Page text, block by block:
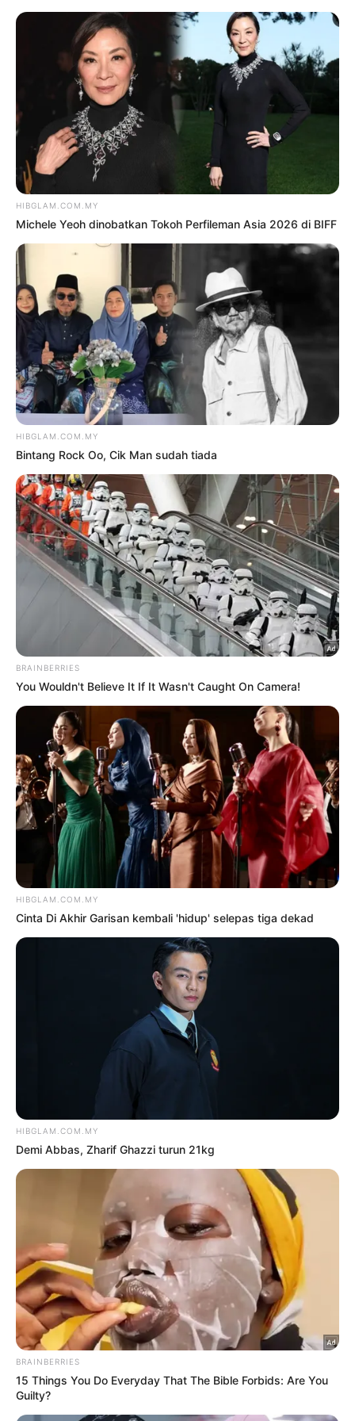
TAG:TALK TO MY MANAGER
Hiburan
‘RM30,000 MILIK ANGGREK,
DIA ANUGERAH YANG
oleh HANISAH SELAMAT 22 Jun 2026
‘CIK B BERJUANG LAWAN
GANGGUAN MISTIK, SUARA
HILANG, MUNTAH’
olehSHAKILAWATI ABD RAHMAN
15
Jun 2026
Hiburan
‘KALAU ANGGREK NAK
KOLABORASI, BUKAN
olehNUR EMIRA SAIZALI 9 Jun 2026
Hiburan Termometer
TTMM2 PERTARUNGAN JUAL
BAKAT ATAU PENTAS DRAMA?
HARYATI KARIM
Hiburan
‘SEMUA KATA-KATA BURUK
ITU AKAN BERBALIK SEMULA
KEPADA ANDA’
oleh NUR EMIRA SAIZALI 1 Jun 2026
Hiburan
’BUKAN SEBAB ANGGREK TAK
BAGUS TAPI PESERTA LAIN
LAGI HEBAT’